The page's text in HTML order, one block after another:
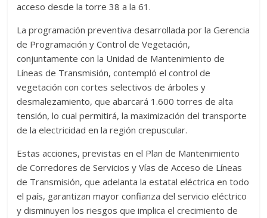
acceso desde la torre 38 a la 61.
La programación preventiva desarrollada por la Gerencia
de Programación y Control de Vegetación,
conjuntamente con la Unidad de Mantenimiento de
Líneas de Transmisión, contempló el control de
vegetación con cortes selectivos de árboles y
desmalezamiento, que abarcará 1.600 torres de alta
tensión, lo cual permitirá, la maximización del transporte
de la electricidad en la región crepuscular.
Estas acciones, previstas en el Plan de Mantenimiento
de Corredores de Servicios y Vías de Acceso de Líneas
de Transmisión, que adelanta la estatal eléctrica en todo
el país, garantizan mayor confianza del servicio eléctrico
y disminuyen los riesgos que implica el crecimiento de